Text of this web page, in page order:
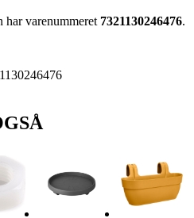
varenummeret 7321130246476.